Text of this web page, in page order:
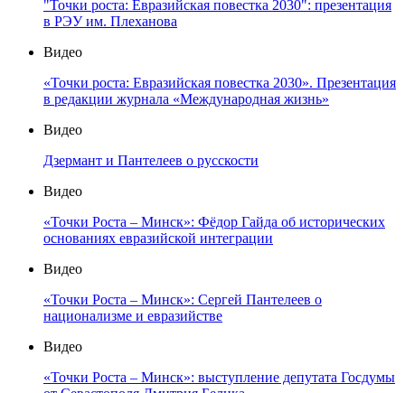
"Точки роста: Евразийская повестка 2030": презентация
в РЭУ им. Плеханова
Видео
«Точки роста: Евразийская повестка 2030». Презентация
в редакции журнала «Международная жизнь»
Видео
Дзермант и Пантелеев о русскости
Видео
«Точки Роста – Минск»: Фёдор Гайда об исторических
основаниях евразийской интеграции
Видео
«Точки Роста – Минск»: Сергей Пантелеев о
национализме и евразийстве
Видео
«Точки Роста – Минск»: выступление депутата Госдумы